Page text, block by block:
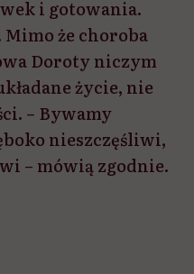
i gotowania.
że choroba
Doroty niczym
życie, nie
– Bywamy
nieszczęśliwi,
– mówią zgodnie.